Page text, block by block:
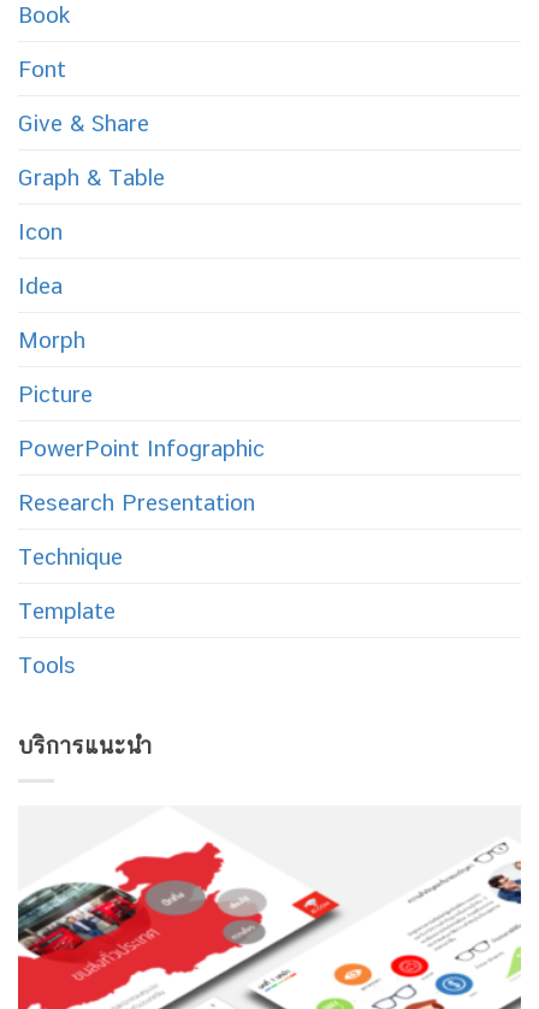
Book
Font
Give & Share
Graph & Table
Icon
Idea
Morph
Picture
PowerPoint Infographic
Research Presentation
Technique
Template
Tools
บริการแนะนำ